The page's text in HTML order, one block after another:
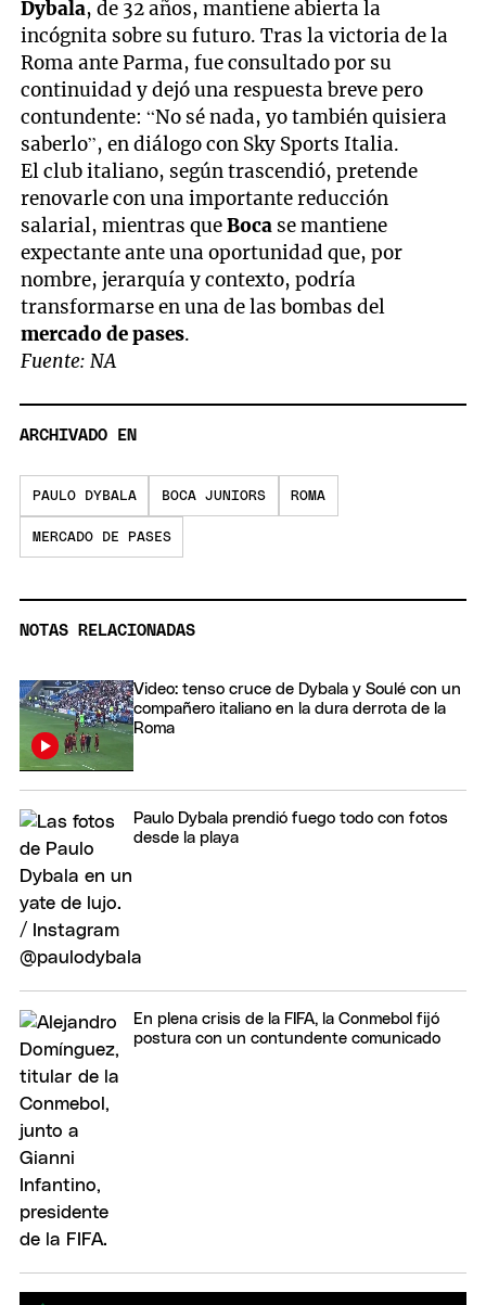
Dybala, de 32 años, mantiene abierta la
incógnita sobre su futuro. Tras la victoria de la
Roma ante Parma, fue consultado por su
continuidad y dejó una respuesta breve pero
contundente: “No sé nada, yo también quisiera
saberlo”, en diálogo con Sky Sports Italia.
El club italiano, según trascendió, pretende
renovarle con una importante reducción
salarial, mientras queBoca se mantiene
expectante ante una oportunidad que, por
nombre, jerarquía y contexto, podría
transformarse en una de las bombas del
mercado de pases.
Fuente: NA
ARCHIVADO EN
PAULO DYBALA BOCA JUNIORS ROMA
MERCADO DE PASES
NOTAS RELACIONADAS
Video: tenso cruce de Dybala y Soulé con un
compañero italiano en la dura derrota de la
Roma
Paulo Dybala prendió fuego todo con fotos
desde la playa
En plena crisis de la FIFA, la Conmebol fijó
postura con un contundente comunicado